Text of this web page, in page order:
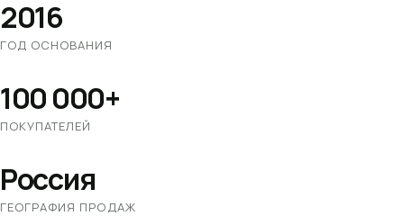
2016
ГОД ОСНОВАНИЯ
100 000+
ПОКУПАТЕЛЕЙ
Россия
ГЕОГРАФИЯ ПРОДАЖ